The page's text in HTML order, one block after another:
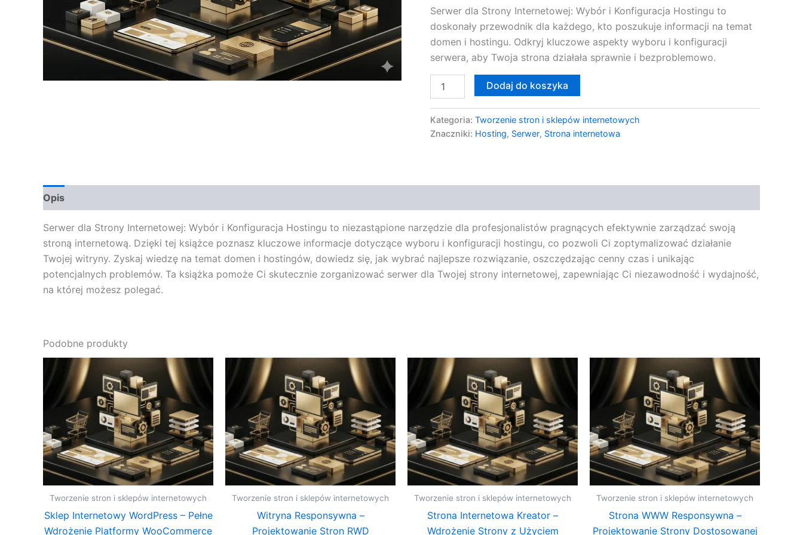
Serwer dla Strony Internetowej: Wybór i Konfiguracja Hostingu to
doskonały przewodnik dla każdego, kto poszukuje informacji na temat
domen i hostingu. Odkryj kluczowe aspekty wyboru i konfiguracji
serwera, aby Twoja strona działała sprawnie i bezproblemowo.
Hosting
Dodaj do koszyka
Kategoria: Tworzenie stron i sklepów internetowych
Znaczniki: Hosting, Serwer, Strona internetowa
Opis
Serwer dla Strony Internetowej: Wybór i Konfiguracja Hostingu to niezastąpione narzędzie dla profesjonalistów pragnących efektywnie zarządzać swoją
stroną internetową. Dzięki tej książce poznasz kluczowe informacje dotyczące wyboru i konfiguracji hostingu, co pozwoli Ci zoptymalizować działanie
Twojej witryny. Zyskaj wiedzę na temat domen i hostingów, dowiedz się, jak wybrać najlepsze rozwiązanie, oszczędzając cenny czas i unikając
potencjalnych problemów. Ta książka pomoże Ci skutecznie zorganizować serwer dla Twojej strony internetowej, zapewniając Ci niezawodność i wydajność,
na której możesz polegać.
Podobne produkty
Tworzenie stron i sklepów internetowych
Sklep Internetowy WordPress – Pełne
Wdrożenie Platformy WooCommerce
Tworzenie stron i sklepów internetowych
Witryna Responsywna –
Projektowanie Stron RWD
Tworzenie stron i sklepów internetowych
Strona Internetowa Kreator –
Wdrożenie Strony z Użyciem
Tworzenie stron i sklepów internetowych
Strona WWW Responsywna –
Projektowanie Strony Dostosowanej